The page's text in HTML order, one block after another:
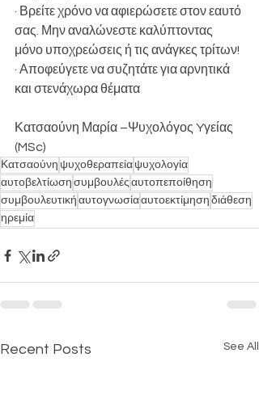
· Βρείτε χρόνο να αφιερώσετε στον εαυτό
σας. Μην αναλώνεστε καλύπτοντας
μόνο υποχρεώσεις ή τις ανάγκες τρίτων!
· Αποφεύγετε να συζητάτε για αρνητικά
και στενάχωρα θέματα
Κατσαούνη Μαρία –Ψυχολόγος Yγείας
(MSc)
Κατσαούνη ψυχοθεραπεία ψυχολογία
αυτοβελτίωση συμβουλές αυτοπεποίθηση
συμβουλευτική αυτογνωσίααυτοεκτίμηση διάθεση
ηρεμία
Recent Posts See All